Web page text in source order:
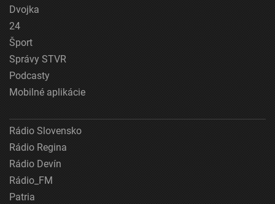
Dvojka
24
Šport
Správy STVR
Podcasty
Mobilné aplikácie
Rádio Slovensko
Rádio Regina
Rádio Devín
Rádio_FM
Patria